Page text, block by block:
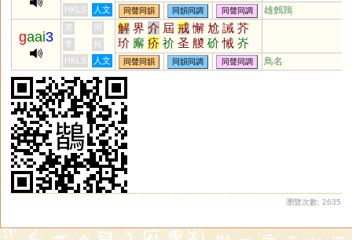
HKLS
人文 同聲同韻 同韻同調 同聲同調 雄鷯鶉
gaai3
黃 周 解 界 介 屆 戒 懈 尬 誡 芥
玠 廨 疥 祄 圣 艐 砎 悈 岕
吤 薢 价 妎 骱 蚧 犗
李
何
HKLS
人文 同聲同韻 同韻同調 同聲同調 鳥名
瀏覽次數: 2635